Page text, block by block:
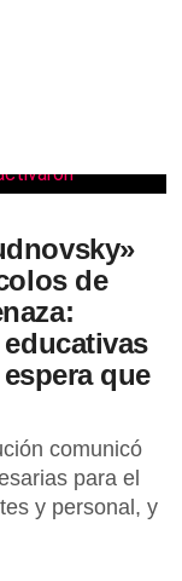
de
que
comunicó
para el
y personal, y